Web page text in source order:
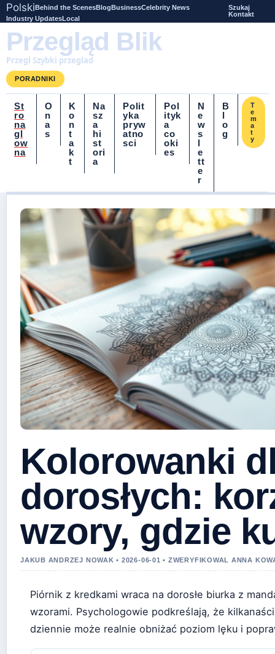
PolskiBehind the ScenesBlogBusinessCelebrity News
Industry UpdatesLocal
Szukaj
Kontakt
Przegląd Blik
Przegl Szybki przeglad
PORADNIKI
St
ro
na
gl
ow
na
O
n
a
s
K
o
n
t
a
k
t
Na
sz
a
hi
st
ori
a
Polit
yka
pryw
atno
sci
Pol
ityk
a
co
oki
es
N
e
w
s
l
e
tt
e
r
B
l
o
g
T
e
m
a
t
y
Kolorowanki
dorosłych:
wzory, gdzie
JAKUB ANDRZEJ NOWAK • 2026-06-01 • ZWERYFIKOWAL ANNA
Piórnik z kredkami wraca na dorosłe biurka z
wzorami. Psychologowie podkreślają, że
dziennie może realnie obniżać poziom lęku i